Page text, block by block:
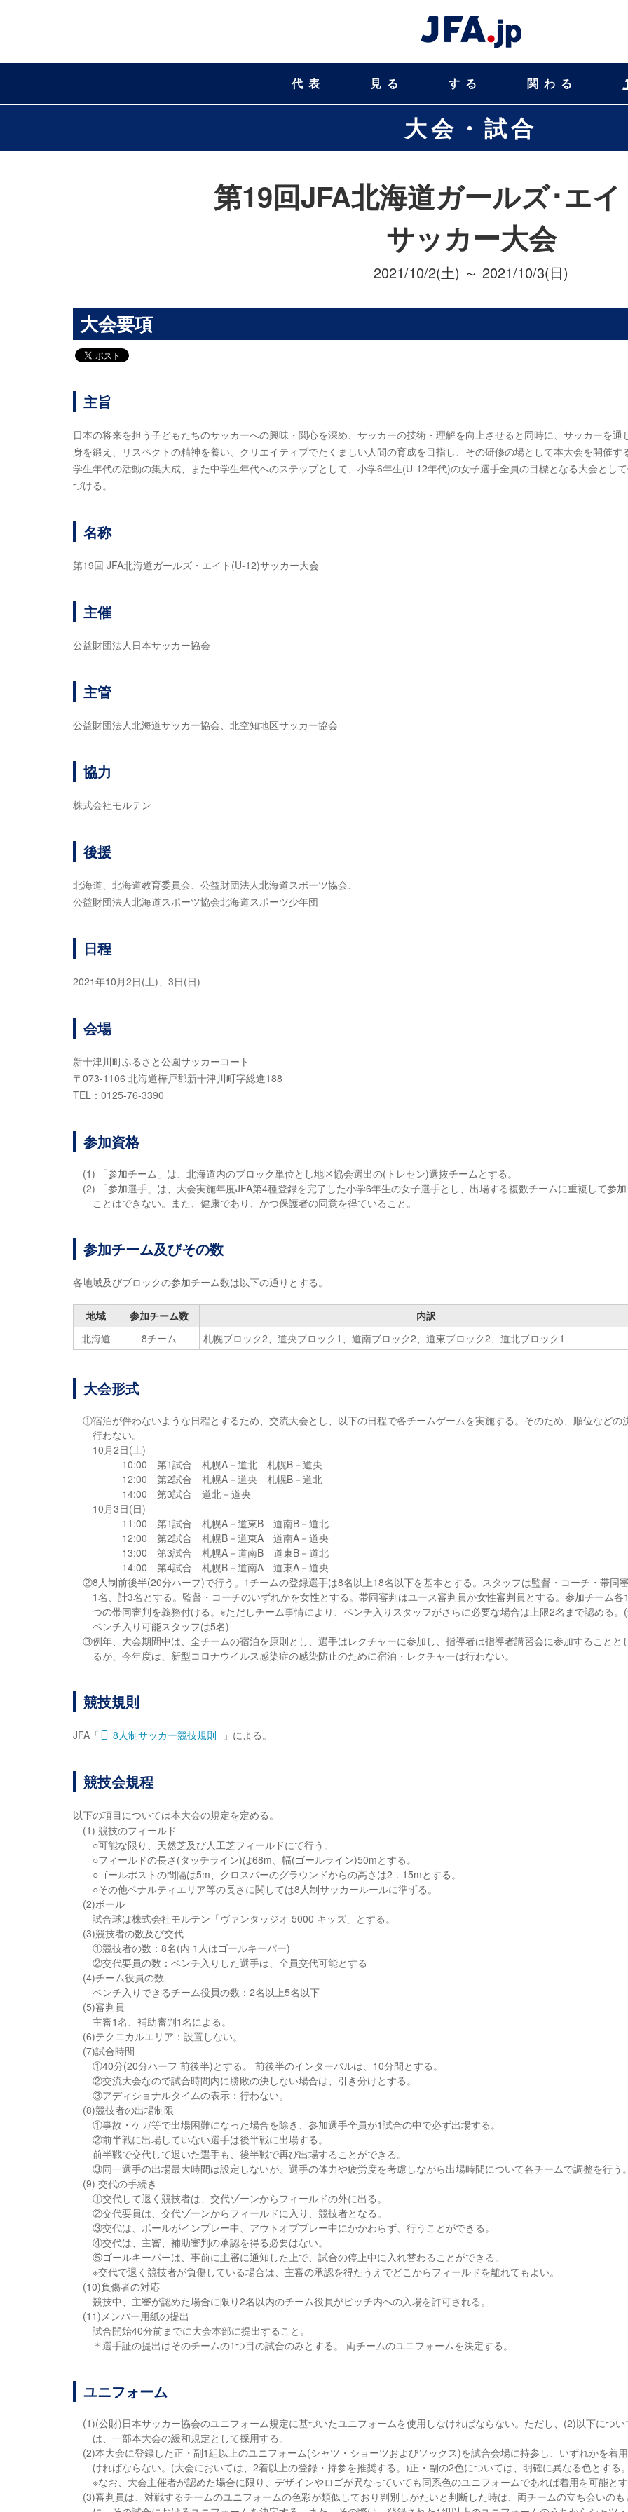
代表 見る する 関わる
大会・試合
第19回JFA北海道ガールズ･エ
サッカー大会
2021/10/2(土) ～ 2021/10/3(日)
大会要項
主旨
日本の将来を担う子どもたちのサッカーへの興味・関心を深め、サッカーの技術・理解を向上させると同時に、サッカーを通
身を鍛え、リスペクトの精神を養い、クリエイティブでたくましい人間の育成を目指し、その研修の場として本大会を開催す
学生年代の活動の集大成、また中学生年代へのステップとして、小学6年生(U-12年代)の女子選手全員の目標となる大会とし
づける。
名称
第19回 JFA北海道ガールズ・エイト(U-12)サッカー大会
主催
公益財団法人日本サッカー協会
主管
公益財団法人北海道サッカー協会、北空知地区サッカー協会
協力
株式会社モルテン
後援
北海道、北海道教育委員会、公益財団法人北海道スポーツ協会、
公益財団法人北海道スポーツ協会北海道スポーツ少年団
日程
2021年10月2日(土)、3日(日)
会場
新十津川町ふるさと公園サッカーコート
〒073-1106 北海道樺戸郡新十津川町字総進188
TEL：0125-76-3390
参加資格
(1) 「参加チーム」は、北海道内のブロック単位とし地区協会選出の(トレセン)選抜チームとする。
(2) 「参加選手」は、大会実施年度JFA第4種登録を完了した小学6年生の女子選手とし、出場する複数チームに重複して参
ことはできない。また、健康であり、かつ保護者の同意を得ていること。
参加チーム及びその数
各地域及びブロックの参加チーム数は以下の通りとする。
地域 参加チーム数
内訳
北海道
8チーム 札幌ブロック2、道央ブロック1、道南ブロック2、道東ブロック2、道北ブロック1
大会形式
①宿泊が伴わないような日程とするため、交流大会とし、以下の日程で各チームゲームを実施する。そのため、順位などの
行わない。
10月2日(土)
10:00 第1試合 札幌A－道北 札幌B－道央
12:00 第2試合 札幌A－道央 札幌B－道北
14:00 第3試合 道北－道央
10月3日(日)
11:00 第1試合 札幌A－道東B 道南B－道北
12:00 第2試合 札幌B－道東A 道南A－道央
13:00 第3試合 札幌A－道南B 道東B－道北
14:00 第4試合 札幌B－道南A 道東A－道央
②8人制前後半(20分ハーフ)で行う。1チームの登録選手は8名以上18名以下を基本とする。スタッフは監督・コーチ・帯同
1名、計3名とする。監督・コーチのいずれかを女性とする。帯同審判はユース審判員か女性審判員とする。参加チーム各
つの帯同審判を義務付ける。※ただしチーム事情により、ベンチ入りスタッフがさらに必要な場合は上限2名まで認める。
ベンチ入り可能スタッフは5名)
③例年、大会期間中は、全チームの宿泊を原則とし、選手はレクチャーに参加し、指導者は指導者講習会に参加することと
るが、今年度は、新型コロナウイルス感染症の感染防止のために宿泊・レクチャーは行わない。
競技規則
JFA「 8人制サッカー競技規則 」による。
競技会規程
以下の項目については本大会の規定を定める。
(1) 競技のフィールド
○可能な限り、天然芝及び人工芝フィールドにて行う。
○フィールドの長さ(タッチライン)は68m、幅(ゴールライン)50mとする。
○ゴールポストの間隔は5m、クロスバーのグラウンドからの高さは2．15mとする。
○その他ペナルティエリア等の長さに関しては8人制サッカールールに準ずる。
(2)ボール
試合球は株式会社モルテン「ヴァンタッジオ 5000 キッズ」とする。
(3)競技者の数及び交代
①競技者の数：8名(内 1人はゴールキーパー)
②交代要員の数：ベンチ入りした選手は、全員交代可能とする
(4)チーム役員の数
ベンチ入りできるチーム役員の数：2名以上5名以下
(5)審判員
主審1名、補助審判1名による。
(6)テクニカルエリア：設置しない。
(7)試合時間
①40分(20分ハーフ 前後半)とする。 前後半のインターバルは、10分間とする。
②交流大会なので試合時間内に勝敗の決しない場合は、引き分けとする。
③アディショナルタイムの表示：行わない。
(8)競技者の出場制限
①事故・ケガ等で出場困難になった場合を除き、参加選手全員が1試合の中で必ず出場する。
②前半戦に出場していない選手は後半戦に出場する。
前半戦で交代して退いた選手も、後半戦で再び出場することができる。
③同一選手の出場最大時間は設定しないが、選手の体力や疲労度を考慮しながら出場時間について各チームで調整を行う
(9) 交代の手続き
①交代して退く競技者は、交代ゾーンからフィールドの外に出る。
②交代要員は、交代ゾーンからフィールドに入り、競技者となる。
③交代は、ボールがインプレー中、アウトオブプレー中にかかわらず、行うことができる。
④交代は、主審、補助審判の承認を得る必要はない。
⑤ゴールキーパーは、事前に主審に通知した上で、試合の停止中に入れ替わることができる。
※交代で退く競技者が負傷している場合は、主審の承認を得たうえでどこからフィールドを離れてもよい。
(10)負傷者の対応
競技中、主審が認めた場合に限り2名以内のチーム役員がピッチ内への入場を許可される。
(11)メンバー用紙の提出
試合開始40分前までに大会本部に提出すること。
＊選手証の提出はそのチームの1つ目の試合のみとする。 両チームのユニフォームを決定する。
ユニフォーム
(1)(公財)日本サッカー協会のユニフォーム規定に基づいたユニフォームを使用しなければならない。ただし、(2)以下につい
は、一部本大会の緩和規定として採用する。
(2)本大会に登録した正・副1組以上のユニフォーム(シャツ・ショーツおよびソックス)を試合会場に持参し、いずれかを着
ければならない。(大会においては、2着以上の登録・持参を推奨する。)正・副の2色については、明確に異なる色とする
※なお、大会主催者が認めた場合に限り、デザインやロゴが異なっていても同系色のユニフォームであれば着用を可能と
(3)審判員は、対戦するチームのユニフォームの色彩が類似しており判別しがたいと判断した時は、両チームの立ち会いのも